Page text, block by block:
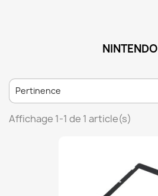
NINTENDO
Pertinence
Affichage 1-1 de 1 article(s)